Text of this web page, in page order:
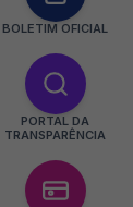
BOLETIM OFICIAL
PORTAL DA
TRANSPARÊNCIA